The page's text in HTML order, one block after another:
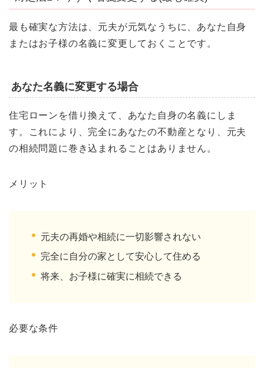
最も確実な方法は、元夫が元気なうちに、あなた自身
またはお子様の名義に変更しておくことです。
あなた名義に変更する場合
住宅ローンを借り換えて、あなた自身の名義にしま
す。これにより、完全にあなたの不動産となり、元夫
の相続問題に巻き込まれることはありません。
メリット
元夫の再婚や相続に一切影響されない
完全に自分の家として安心して住める
将来、お子様に確実に相続できる
必要な条件